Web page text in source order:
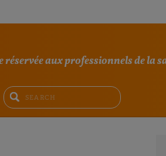
aux professionnels de la